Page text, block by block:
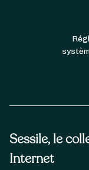
Sessile, le
Internet